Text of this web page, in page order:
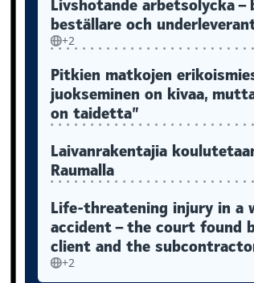
Livshotande arbetsolycka –
beställare och
+2
Pitkien matkojen
juokseminen on kivaa,
on taidetta”
Laivanrakentajia
Raumalla
Life-threatening injury in a
accident – the court found
client and the
+2